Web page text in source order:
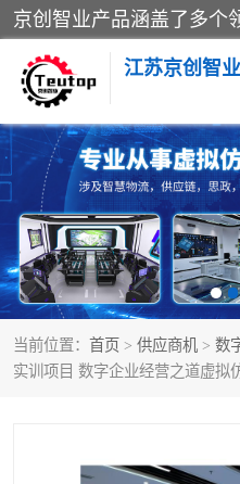
江苏京创智
当前位置： 首页 > 供应商机 > 数
实训项目 数字企业经营之道虚拟
VR物流实训
生产系统仿真
供应链管理
智慧零售实训